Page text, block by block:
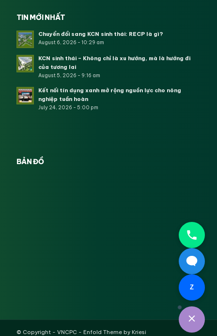
TIN MỚI NHẤT
Chuyển đổi sang KCN sinh thái: RECP là gì?
August 6, 2026 - 10:29 am
KCN sinh thái – Không chỉ là xu hướng, mà là hướng đi
của tương lai
August 5, 2026 - 9:16 am
Kết nối tín dụng xanh mở rộng nguồn lực cho nông
nghiệp tuần hoàn
July 24, 2026 - 5:00 pm
BẢN ĐỒ
© Copyright - VNCPC - Enfold Theme by Kriesi
Z